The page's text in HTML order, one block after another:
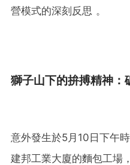
營模式的深刻反思 。
獅子山下的拚搏精神：
意外發生於5月10日下午
建邦工業大廈的麵包工場